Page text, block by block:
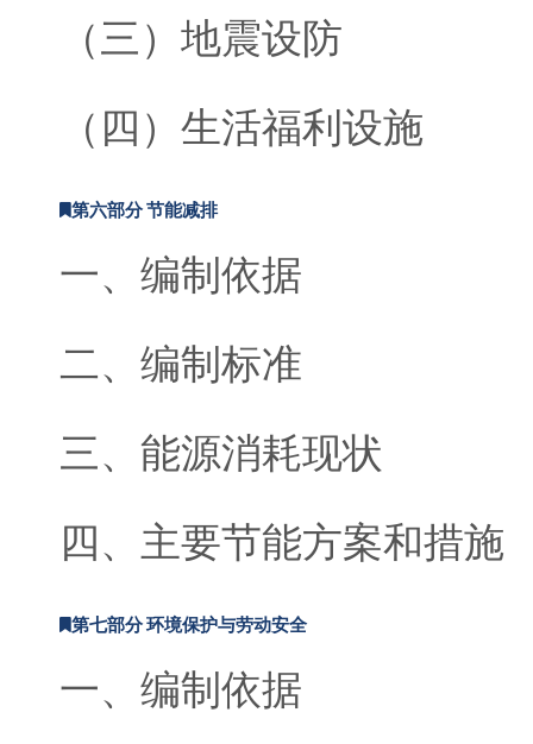
（三）地震设防
（四）生活福利设施
第六部分 节能减排
一、编制依据
二、编制标准
三、能源消耗现状
四、主要节能方案和措施
第七部分 环境保护与劳动安全
一、编制依据